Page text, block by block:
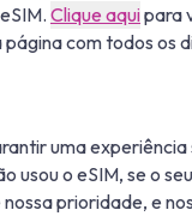
Clique aquipara
com todos os
uma
usou o eSIM, se o
prioridade, e